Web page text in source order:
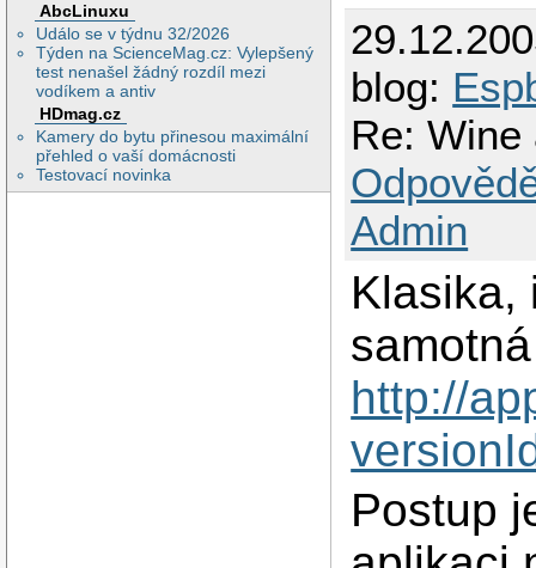
AbcLinuxu
Událo se v týdnu 32/2026
Týden na ScienceMag.cz: Vylepšený
test nenašel žádný rozdíl mezi
vodíkem a antiv
HDmag.cz
Kamery do bytu přinesou maximální
přehled o vaší domácnosti
Testovací novinka
blog:
Re: Wine
Admin
Klasika,
http://
Postup